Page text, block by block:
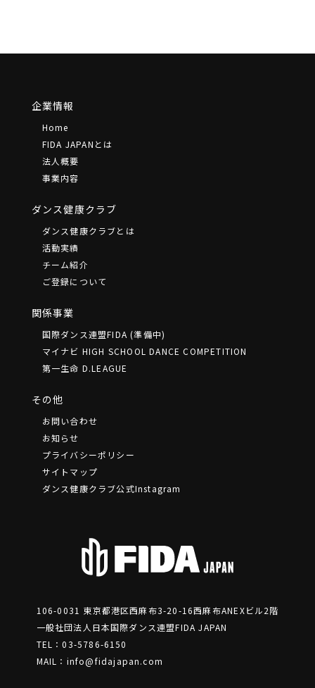
企業情報
Home
FIDA JAPANとは
法⼈概要
事業内容
ダンス健康クラブ
ダンス健康クラブとは
活動実績
チーム紹介
ご登録について
関係事業
国際ダンス連盟FIDA (準備中)
マイナビ HIGH SCHOOL DANCE COMPETITION
第一生命 D.LEAGUE
その他
お問い合わせ
お知らせ
プライバシーポリシー
サイトマップ
ダンス健康クラブ公式Instagram
106-0031 東京都港区⻄麻布3-20-16⻄麻布ANEXビル2階
一般社団法人日本国際ダンス連盟FIDA JAPAN
TEL：03-5786-6150
MAIL： info@fidajapan.com